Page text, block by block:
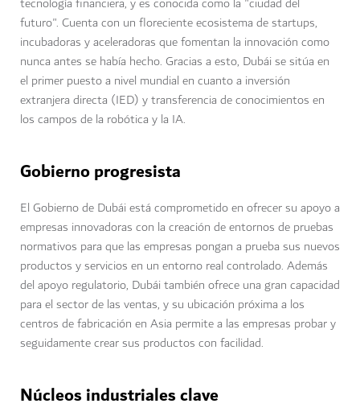
futuro". Cuenta con un floreciente ecosistema de startups,
incubadoras y aceleradoras que fomentan la innovación como
nunca antes se había hecho. Gracias a esto, Dubái se sitúa en
el primer puesto a nivel mundial en cuanto a inversión
extranjera directa (IED) y transferencia de conocimientos en
los campos de la robótica y la IA.
Gobierno progresista
El Gobierno de Dubái está comprometido en ofrecer su apoyo a
empresas innovadoras con la creación de entornos de pruebas
normativos para que las empresas pongan a prueba sus nuevos
productos y servicios en un entorno real controlado. Además
del apoyo regulatorio, Dubái también ofrece una gran capacidad
para el sector de las ventas, y su ubicación próxima a los
centros de fabricación en Asia permite a las empresas probar y
seguidamente crear sus productos con facilidad.
Núcleos industriales clave